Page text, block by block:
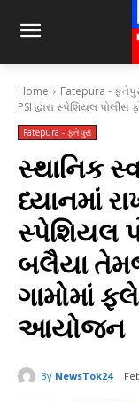
Home Fatepura -
PSI દ્વારા સ્પેશિયલ પોલીસ
Fatepura - ફતેપુરા
સ્થાનિક
ધ્યાનમાં
સ્પેશિયલ
બલૈયા
ગામોમાં
આયોજન
By NewsTok24